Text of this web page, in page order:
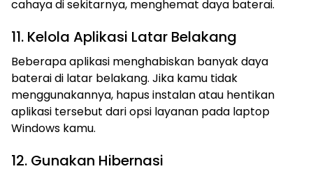
cahaya di sekitarnya, menghemat daya baterai.
11. Kelola Aplikasi Latar Belakang
Beberapa aplikasi menghabiskan banyak daya
baterai di latar belakang. Jika kamu tidak
menggunakannya, hapus instalan atau hentikan
aplikasi tersebut dari opsi layanan pada laptop
Windows kamu.
12. Gunakan Hibernasi